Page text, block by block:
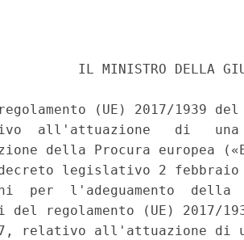
IL MINISTRO DELLA
(UE) 2017/1939
all'attuazione   di   una
della Procura europea
legislativo 2
per  l'adeguamento
del regolamento (UE) 2017/
relativo all'attuazione di